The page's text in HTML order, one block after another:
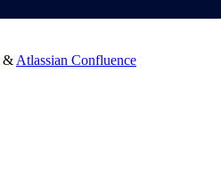
& Atlassian Confluence